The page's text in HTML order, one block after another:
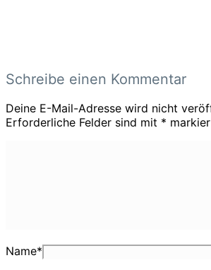
Schreibe einen Kommentar
Deine E-Mail-Adresse wird nicht
Erforderliche Felder sind mit *
Name*